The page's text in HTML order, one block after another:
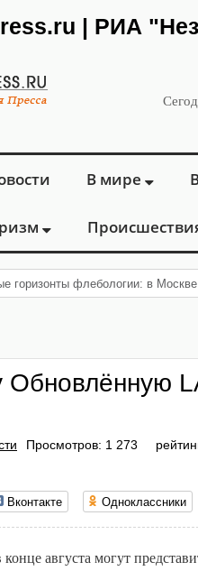
| РИА
В мире
горизонты флебологии: в
Обновлённую
Просмотров: 1 273
Вконтакте Одноклассники
августа могут